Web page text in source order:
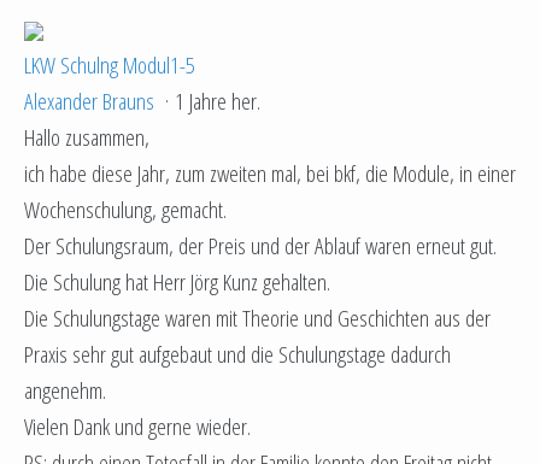
LKW Schulng Modul1-5
Alexander Brauns · 1 Jahre her.
Hallo zusammen,
ich habe diese Jahr, zum zweiten mal, bei bkf, die Module, in einer
Wochenschulung, gemacht.
Der Schulungsraum, der Preis und der Ablauf waren erneut gut.
Die Schulung hat Herr Jörg Kunz gehalten.
Die Schulungstage waren mit Theorie und Geschichten aus der
Praxis sehr gut aufgebaut und die Schulungstage dadurch
angenehm.
Vielen Dank und gerne wieder.